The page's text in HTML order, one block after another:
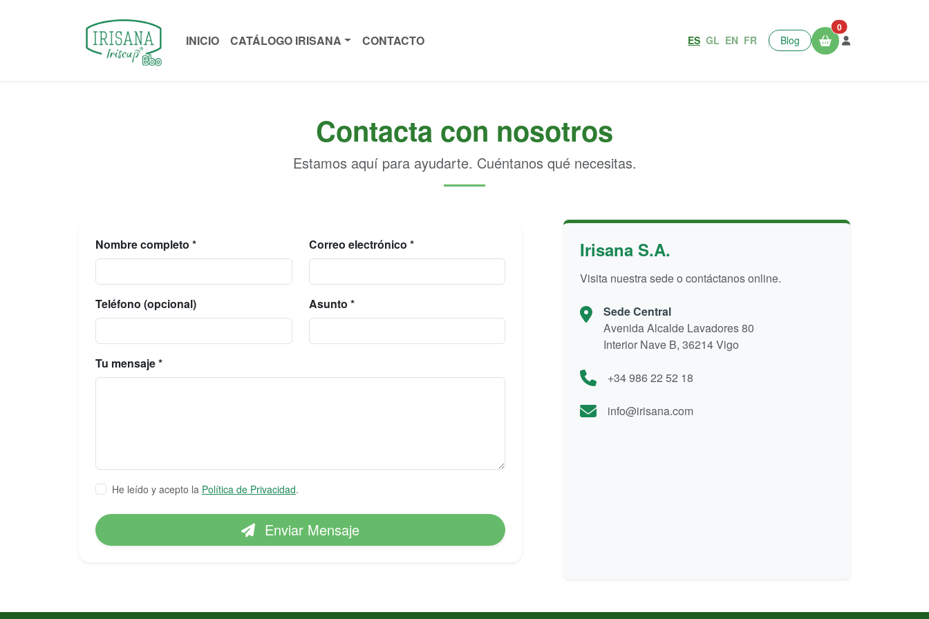
INICIO CATÁLOGO IRISANA CONTACTO ES GL EN FR Blog
0
Contacta con nosotros
Estamos aquí para ayudarte. Cuéntanos qué necesitas.
Nombre completo * Correo electrónico *
Teléfono (opcional) Asunto *
Tu mensaje *
He leído y acepto la Política de Privacidad.
Enviar Mensaje
Irisana S.A.
Visita nuestra sede o contáctanos online.
Sede Central
Avenida Alcalde Lavadores 80
Interior Nave B, 36214 Vigo
+34 986 22 52 18
info@irisana.com